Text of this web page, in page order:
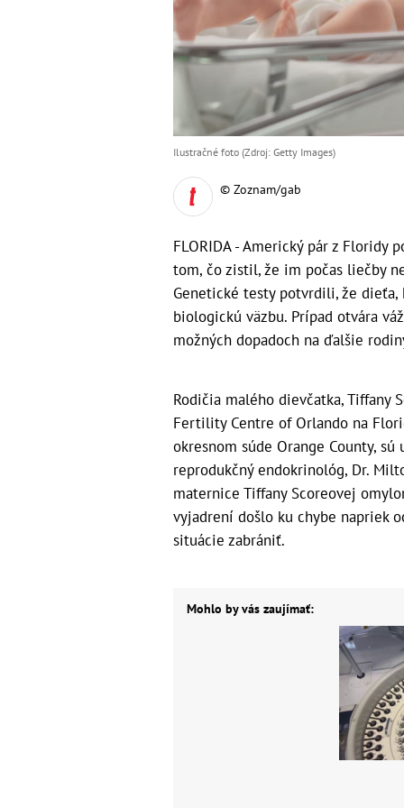
Ilustračné foto (Zdroj: Getty Images)
© Zoznam/gab
FLORIDA - Americký pár z
tom, čo zistil, že im počas liečby
Genetické testy potvrdili, že
biologickú väzbu. Prípad otvára
možných dopadoch na ďalšie
Rodičia malého dievčatka, Tiffany
Fertility Centre of Orlando na
okresnom súde Orange County,
reprodukčný endokrinológ, Dr.
maternice Tiffany Scoreovej
vyjadrení došlo ku chybe napriek
situácie zabrániť.
Mohlo by vás zaujímať: